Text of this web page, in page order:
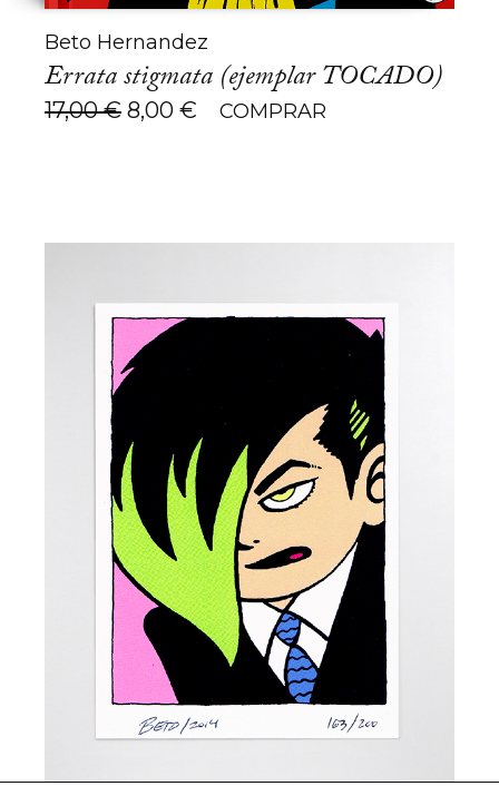
Beto Hernandez
Errata stigmata (ejemplar TOCADO)
17,00€ El
8,00 € COMPRAR